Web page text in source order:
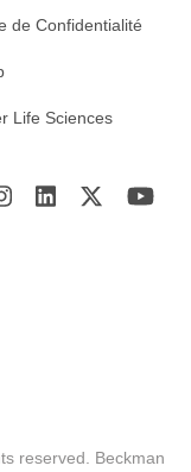
de Confidentialité
Life Sciences
reserved. Beckman